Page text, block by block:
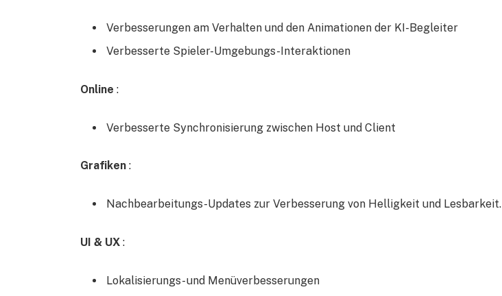
Verbesserungen am Verhalten und den Animationen der KI-Begleiter
Verbesserte Spieler-Umgebungs-Interaktionen
Online :
Verbesserte Synchronisierung zwischen Host und Client
Grafiken :
Nachbearbeitungs-Updates zur Verbesserung von Helligkeit und Lesbarkeit.
UI & UX :
Lokalisierungs- und Menüverbesserungen